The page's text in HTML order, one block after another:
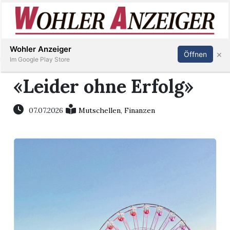
Immobilien
Inserieren Abonnieren Anmelden
«Leider ohne Erfolg»
07.07.2026 Mutschellen,Finanzen
Wohler Anzeiger
Im Google Play Store
Öffnen ×